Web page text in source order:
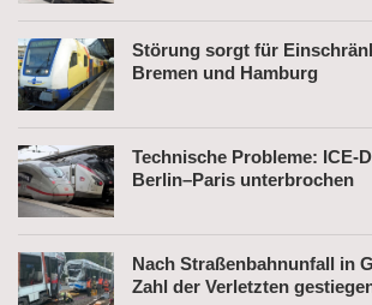
Störung sorgt für
Bremen und Hamburg
Technische Probleme: ICE-
Berlin–Paris unterbrochen
Nach Straßenbahnunfall in
Zahl der Verletzten